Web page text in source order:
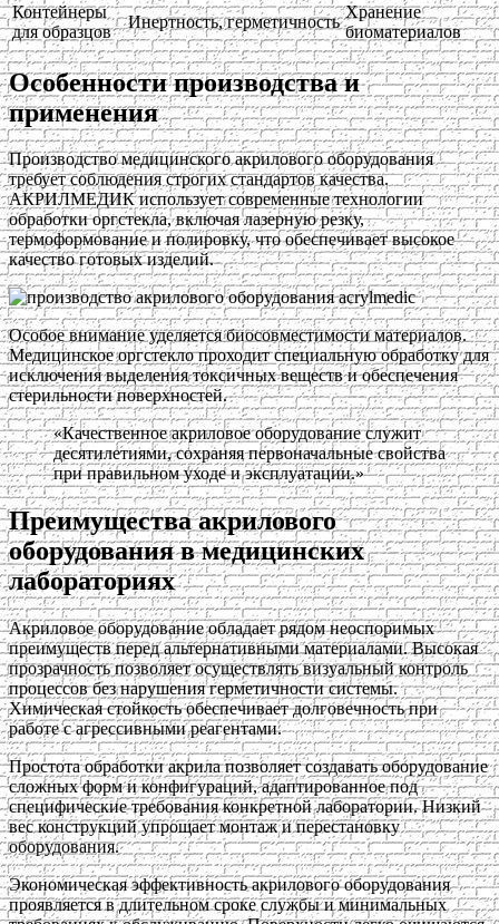
Контейнеры
для образцов
Инертность, герметичность
Хранение
биоматериалов
Особенности производства и
применения
Производство медицинского акрилового оборудования
требует соблюдения строгих стандартов качества.
АКРИЛМЕДИК использует современные технологии
обработки оргстекла, включая лазерную резку,
термоформование и полировку, что обеспечивает высокое
качество готовых изделий.
Особое внимание уделяется биосовместимости материалов.
Медицинское оргстекло проходит специальную обработку для
исключения выделения токсичных веществ и обеспечения
стерильности поверхностей.
«Качественное акриловое оборудование служит
десятилетиями, сохраняя первоначальные свойства
при правильном уходе и эксплуатации.»
Преимущества акрилового
оборудования в медицинских
лабораториях
Акриловое оборудование обладает рядом неоспоримых
преимуществ перед альтернативными материалами. Высокая
прозрачность позволяет осуществлять визуальный контроль
процессов без нарушения герметичности системы.
Химическая стойкость обеспечивает долговечность при
работе с агрессивными реагентами.
Простота обработки акрила позволяет создавать оборудование
сложных форм и конфигураций, адаптированное под
специфические требования конкретной лаборатории. Низкий
вес конструкций упрощает монтаж и перестановку
оборудования.
Экономическая эффективность акрилового оборудования
проявляется в длительном сроке службы и минимальных